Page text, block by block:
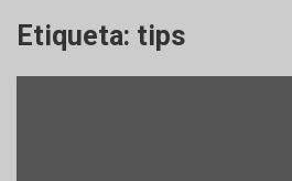
Etiqueta: tips